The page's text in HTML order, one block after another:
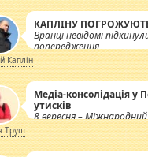
КАПЛІНУ
Вранці невідомі
попередження
Каплін
Медіа-консолідація у
утисків
8 вересня –
журналістів.
Труш